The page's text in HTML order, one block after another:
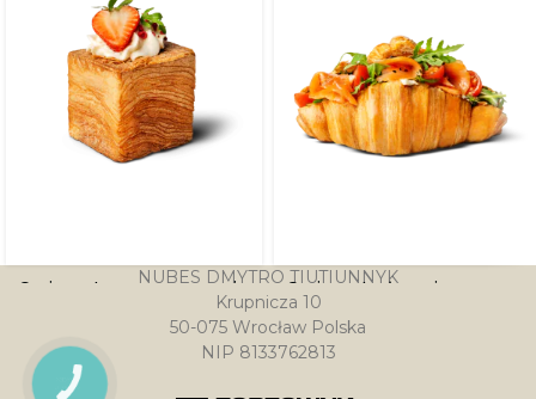
Croissant z mascarpone i
10.99
Croissant z łososiem
18.99zł
NUBES DMYTRO TIUTIUNNYK
Krupnicza 10
50-075 Wrocław Polska
NIP 8133762813
PRZYCISK
KONTAKTU